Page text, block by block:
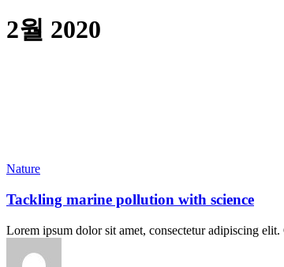
2월 2020
Tackling
pollution
with
science
Nature
Tackling marine pollution with science
Lorem ipsum dolor sit amet, consectetur adipiscing